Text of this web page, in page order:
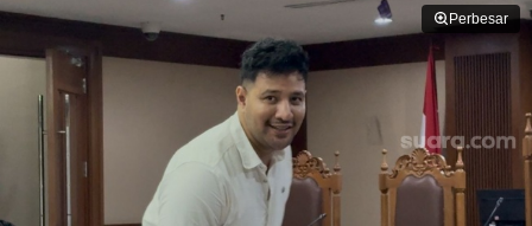
Perbesar